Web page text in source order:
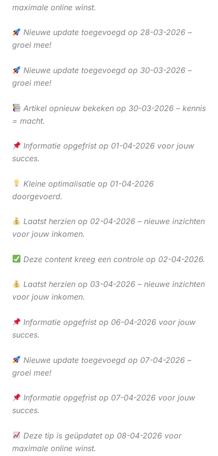
maximale online winst.
Nieuwe update toegevoegd op 28-03-2026 –
groei mee!
Nieuwe update toegevoegd op 30-03-2026 –
groei mee!
Artikel opnieuw bekeken op 30-03-2026 – kennis
= macht.
Informatie opgefrist op 01-04-2026 voor jouw
succes.
Kleine optimalisatie op 01-04-2026
doorgevoerd.
Laatst herzien op 02-04-2026 – nieuwe inzichten
voor jouw inkomen.
Deze content kreeg een controle op 02-04-2026.
Laatst herzien op 03-04-2026 – nieuwe inzichten
voor jouw inkomen.
Informatie opgefrist op 06-04-2026 voor jouw
succes.
Nieuwe update toegevoegd op 07-04-2026 –
groei mee!
Informatie opgefrist op 07-04-2026 voor jouw
succes.
Deze tip is geüpdatet op 08-04-2026 voor
maximale online winst.